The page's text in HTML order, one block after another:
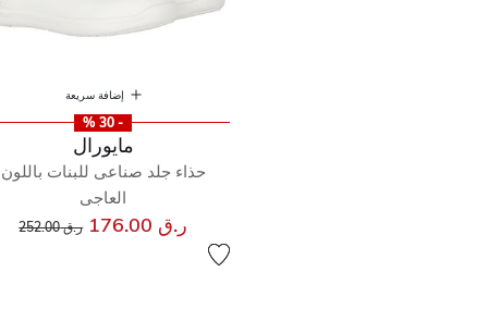
إضافة سريعة
- 30 %
مايورال
حذاء جلد صناعى للبنات باللون
العاجى
ر.ق 176.00 سعر مخفض
ر.ق 252.00 إلى